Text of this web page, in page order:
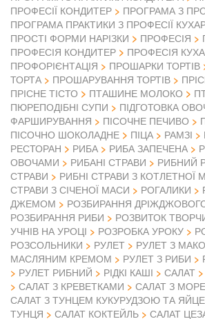
ПРОФЕСІЇ КОНДИТЕР
ПРОГРАМА З
ПРОГРАМА ПРАКТИКИ З ПРОФЕСІЇ
ПРОСТІ ФОРМИ НАРІЗКИ
ПРОФЕСІЯ
ПРОФЕСІЯ КОНДИТЕР
ПРОФЕСІЯ
ПРОФОРІЄНТАЦІЯ
ПРОШАРКИ ТОРТІВ
ТОРТА
ПРОШАРУВАННЯ ТОРТІВ
ПРІСНЕ ТІСТО
ПТАШИНЕ МОЛОКО
ПЮРЕПОДІБНІ СУПИ
ПІДГОТОВКА
ФАРШИРУВАННЯ
ПІСОЧНЕ ПЕЧИВО
ПІСОЧНО ШОКОЛАДНЕ
ПІЦА РАМЗІ
РЕСТОРАН
РИБА РИБА ЗАПЕЧЕНА
ОВОЧАМИ
РИБАНІ СТРАВИ РИБНИЙ
СТРАВИ
РИБНІ СТРАВИ З КОТЛЕТНОЇ
СТРАВИ З СІЧЕНОЇ МАСИ
РОГАЛИКИ
ДЖЕМОМ
РОЗБИРАННЯ
РОЗБИРАННЯ РИБИ
РОЗВИТОК
УЧНІВ НА УРОЦІ
РОЗРОБКА УРОКУ
РОЗСОЛЬНИКИ
РУЛЕТ РУЛЕТ З
МАСЛЯНИМ КРЕМОМ
РУЛЕТ З РИБИ
РУЛЕТ РИБНИЙ
РІДКІ КАШІ САЛАТ
САЛАТ З КРЕВЕТКАМИ
САЛАТ З
САЛАТ З ТУНЦЕМ КУКУРУДЗОЮ ТА
ТУНЦЯ
САЛАТ КОКТЕЙЛЬ САЛАТ